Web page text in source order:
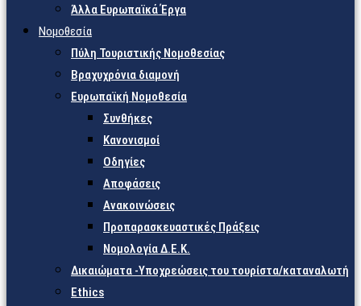
Άλλα Ευρωπαϊκά Έργα
Νομοθεσία
Πύλη Τουριστικής Νομοθεσίας
Βραχυχρόνια διαμονή
Ευρωπαϊκή Νομοθεσία
Συνθήκες
Κανονισμοί
Οδηγίες
Αποφάσεις
Ανακοινώσεις
Προπαρασκευαστικές Πράξεις
Νομολογία Δ.Ε.Κ.
Δικαιώματα -Υποχρεώσεις του τουρίστα/καταναλωτή
Ethics